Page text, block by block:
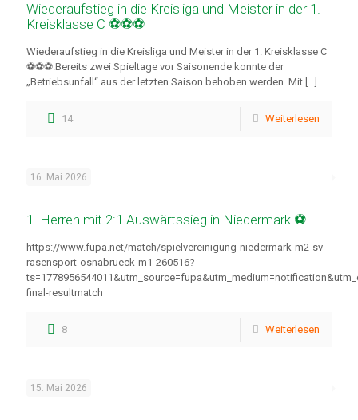
Wiederaufstieg in die Kreisliga und Meister in der 1.
Kreisklasse C ⚽⚽⚽
Wiederaufstieg in die Kreisliga und Meister in der 1. Kreisklasse C
⚽⚽⚽.Bereits zwei Spieltage vor Saisonende konnte der
„Betriebsunfall“ aus der letzten Saison behoben werden. Mit […]
14 Weiterlesen
16. Mai 2026
1. Herren mit 2:1 Auswärtssieg in Niedermark ⚽
https://www.fupa.net/match/spielvereinigung-niedermark-m2-sv-
rasensport-osnabrueck-m1-260516?
final-resultmatch
8 Weiterlesen
15. Mai 2026